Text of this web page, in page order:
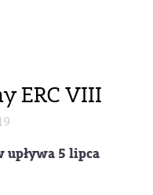
ERC VIII
upływa 5 lipca